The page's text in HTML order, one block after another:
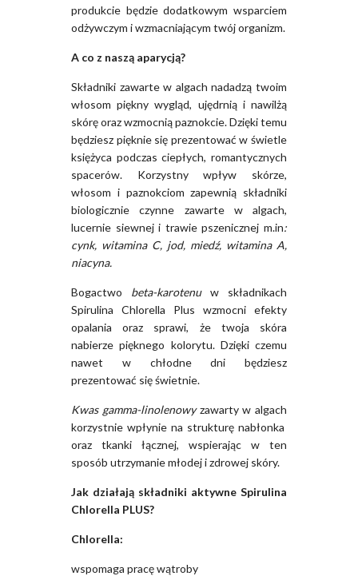
produkcie będzie dodatkowym wsparciem
odżywczym i wzmacniającym twój organizm.
A co z naszą aparycją?
Składniki zawarte w algach nadadzą twoim
włosom piękny wygląd, ujędrnią i nawilżą
skórę oraz wzmocnią paznokcie. Dzięki temu
będziesz pięknie się prezentować w świetle
księżyca podczas ciepłych, romantycznych
spacerów. Korzystny wpływ skórze,
włosom i paznokciom zapewnią składniki
biologicznie czynne zawarte w algach,
lucernie siewnej i trawie pszenicznej m.in:
cynk, witamina C, jod, miedź, witamina A,
niacyna.
Bogactwo beta-karotenuw składnikach
Spirulina Chlorella Plus wzmocni efekty
opalania oraz sprawi, że twoja skóra
nabierze pięknego kolorytu. Dzięki czemu
nawet w chłodne dni będziesz
prezentować się świetnie.
Kwas gamma-linolenowyzawarty w algach
korzystnie wpłynie na strukturę nabłonka
oraz tkanki łącznej, wspierając w ten
sposób utrzymanie młodej i zdrowej skóry.
Jak działają składniki aktywne Spirulina
Chlorella PLUS?
Chlorella:
wspomaga pracę wątroby